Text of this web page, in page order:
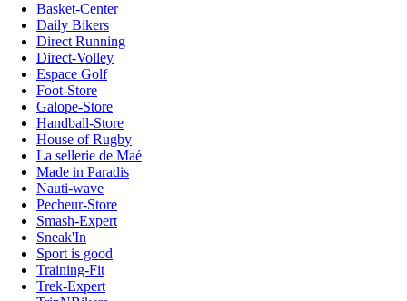
Basket-Center
Daily Bikers
Direct Running
Direct-Volley
Espace Golf
Foot-Store
Galope-Store
Handball-Store
House of Rugby
La sellerie de Maé
Made in Paradis
Nauti-wave
Pecheur-Store
Smash-Expert
Sneak'In
Sport is good
Training-Fit
Trek-Expert